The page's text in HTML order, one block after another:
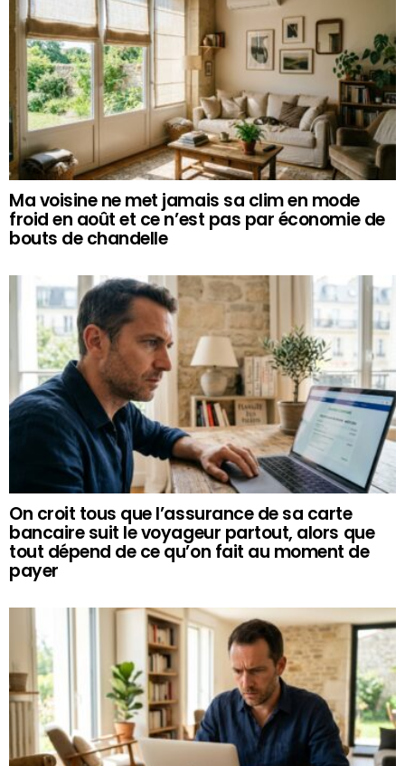
Ma voisine ne met jamais sa clim en mode
froid en août et ce n’est pas par économie de
bouts de chandelle
On croit tous que l’assurance de sa carte
bancaire suit le voyageur partout, alors que
tout dépend de ce qu’on fait au moment de
payer